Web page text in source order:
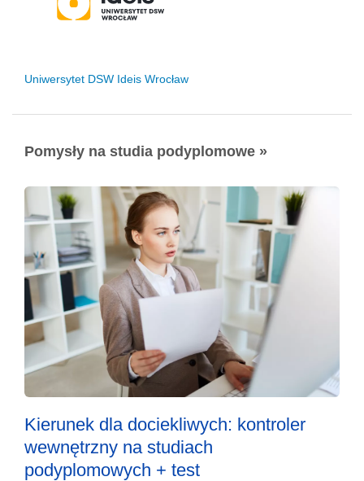
Uniwersytet DSW Ideis Wrocław
Pomysły na studia podyplomowe »
Kierunek dla dociekliwych: kontroler
wewnętrzny na studiach
podyplomowych + test